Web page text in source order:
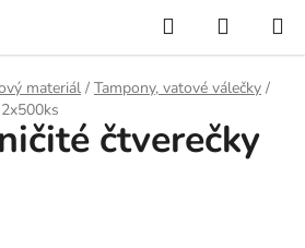
Hledat
KOŠÍK
materiál / Tampony, vatové válečky /
čtverečky